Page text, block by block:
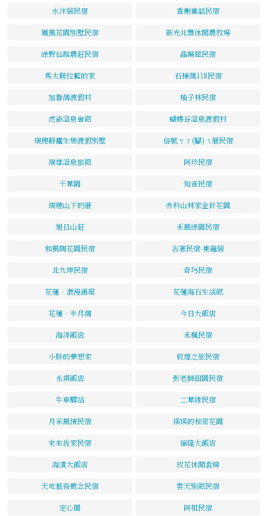
水泮居民宿 香榭童話民宿
鳳凰花園別墅民宿 新光兆豐休閒農牧場
綠野仙蹤農莊民宿 晶暘屋民宿
馬太鞍拉藍的家 石梯灣118民宿
加魯灣渡假村 柚子林民宿
虎爺溫泉會館 蝴蝶谷溫泉渡假村
瑞穗靜廬生態渡假別墅 信號ㄎㄚ(腳)ㄟ厝民宿
瑞雄溫泉旅館 阿珍民宿
千草園 知音民宿
瑞穗山下的厝 赤科山林家金針花園
旭日山莊 禾風綠園民宿
和風陶花園民宿 古著民宿-東籬居
北九岸民宿 奇巧民宿
花蓮‧浪漫滿屋 花蓮海石生活館
花蓮‧半月灣 今日大飯店
海洋飯店 禾楓民宿
小胖的夢想家 敦煌之旅民宿
永祺飯店 彭老師田園民宿
牛車驛站 二草緣民宿
月采風情民宿 瑛瑛的秘密花園
來來我家民宿 福隆大飯店
海濱大飯店 玫花休閒套房
天地藝術概念民宿 雲天別館民宿
定心閣 阿柑民宿